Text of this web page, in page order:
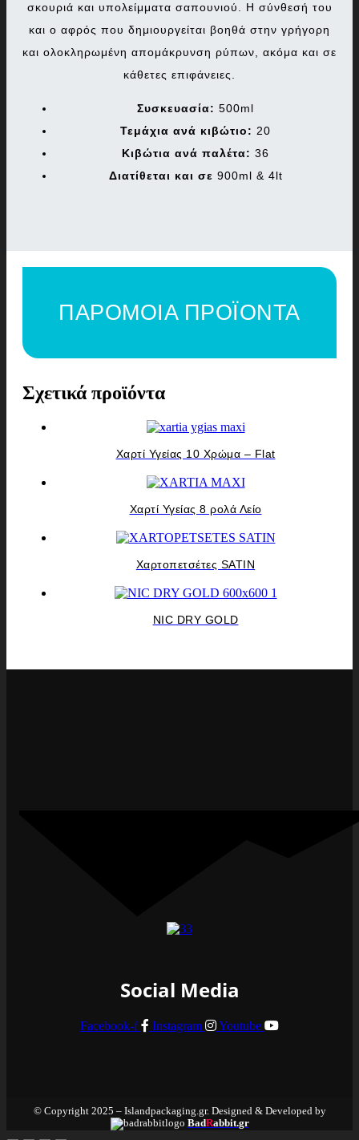
σκουριά και υπολείμματα σαπουνιού. Η σύνθεσή του
και ο αφρός που δημιουργείται βοηθά στην γρήγορη
και ολοκληρωμένη απομάκρυνση ρύπων, ακόμα και σε
κάθετες επιφάνειες.
Συσκευασία: 500ml
Τεμάχια ανά κιβώτιο: 20
Κιβώτια ανά παλέτα: 36
Διατίθεται και σε 900ml & 4lt
ΠΑΡΟΜΟΙΑ ΠΡΟΪΟΝΤΑ
Σχετικά προϊόντα
Χαρτί Υγείας 10 Χρώμα – Flat
Χαρτί Υγείας 8 ρολά Λείο
Χαρτοπετσέτες SATIN
NIC DRY GOLD
Social Media
Facebook-f Instagram Youtube
© Copyright 2025 – Islandpackaging.gr. Designed & Developed by
BadRabbit.gr